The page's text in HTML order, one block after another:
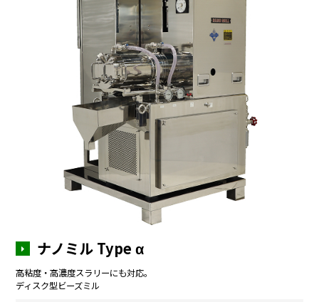
ナノミル Typeα
高粘度・高濃度スラリーにも対応。
ディスク型ビーズミル